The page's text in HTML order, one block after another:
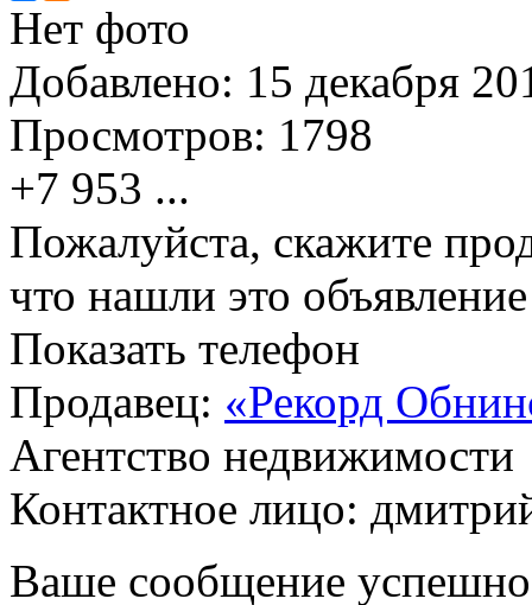
Нет фото
Добавлено: 15 декабря
Просмотров: 1798
+7 953 ...
Пожалуйста, скажите
что нашли это
Показать телефон
Продавец: «Рекорд
Агентство недвижимости
Контактное лицо:
Ваше сообщение успешно